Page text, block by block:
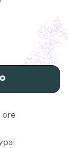
ore